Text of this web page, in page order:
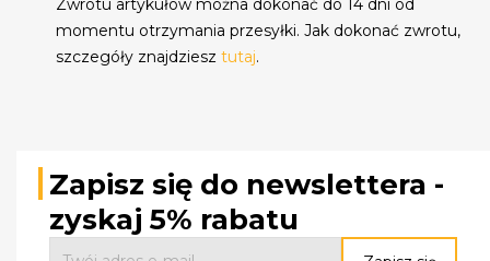
Zwrotu artykułów można dokonać do 14 dni od
momentu otrzymania przesyłki. Jak dokonać zwrotu,
szczegóły znajdziesztutaj.
Zapisz się do newslettera -
zyskaj 5% rabatu